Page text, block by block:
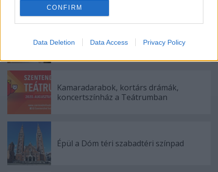
I want to allow Google to enable storage
related to functionality of the website or app.
I want to allow Google to enable storage
related to personalization.
related to security, including authentication
functionality and fraud prevention, and other
user protection.
CONFIRM
Data Deletion Data Access Privacy Policy
Augusztusban jön az év legvidámabb
hete
Kamaradarabok, kortárs drámák,
koncertszínház a Teátrumban
Épül a Dóm téri szabadtéri színpad